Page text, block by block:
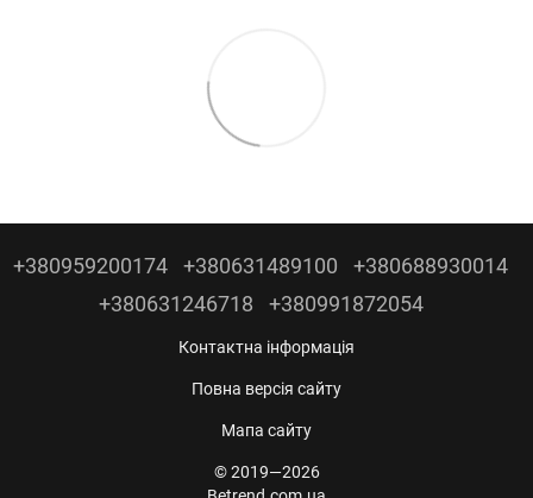
+380959200174 +380631489100
+380688930014
+380631246718
+380991872054
Контактна інформація
Повна версія сайту
Мапа сайту
© 2019—2026